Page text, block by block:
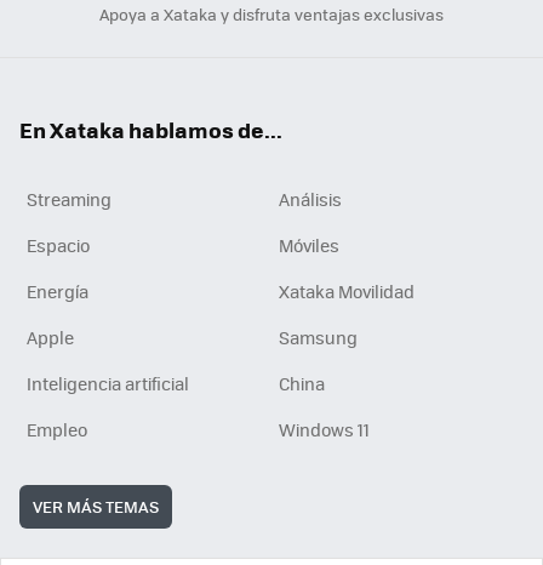
Apoya a Xataka y disfruta ventajas exclusivas
En Xataka hablamos de...
Streaming
Análisis
Espacio
Móviles
Energía
Xataka Movilidad
Apple
Samsung
Inteligencia artificial
China
Empleo
Windows 11
VER MÁS TEMAS